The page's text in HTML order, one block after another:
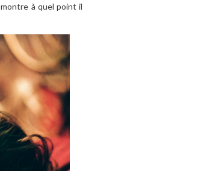
montre à quel point il